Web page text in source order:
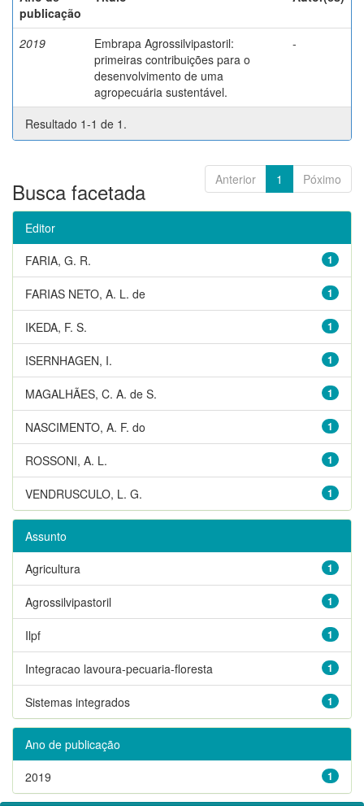
publicação
2019
Embrapa Agrossilvipastoril:
primeiras contribuições para o
desenvolvimento de uma
agropecuária sustentável.
-
Resultado 1-1 de 1.
Anterior 1 Póximo
Busca facetada
Editor
1
FARIA, G. R.
1
FARIAS NETO, A. L. de
1
IKEDA, F. S.
1
ISERNHAGEN, I.
1
MAGALHÃES, C. A. de S.
1
NASCIMENTO, A. F. do
1
ROSSONI, A. L.
1
VENDRUSCULO, L. G.
Assunto
1
Agricultura
1
Agrossilvipastoril
1
Ilpf
1
Integracao lavoura-pecuaria-floresta
1
Sistemas integrados
Ano de publicação
1
2019